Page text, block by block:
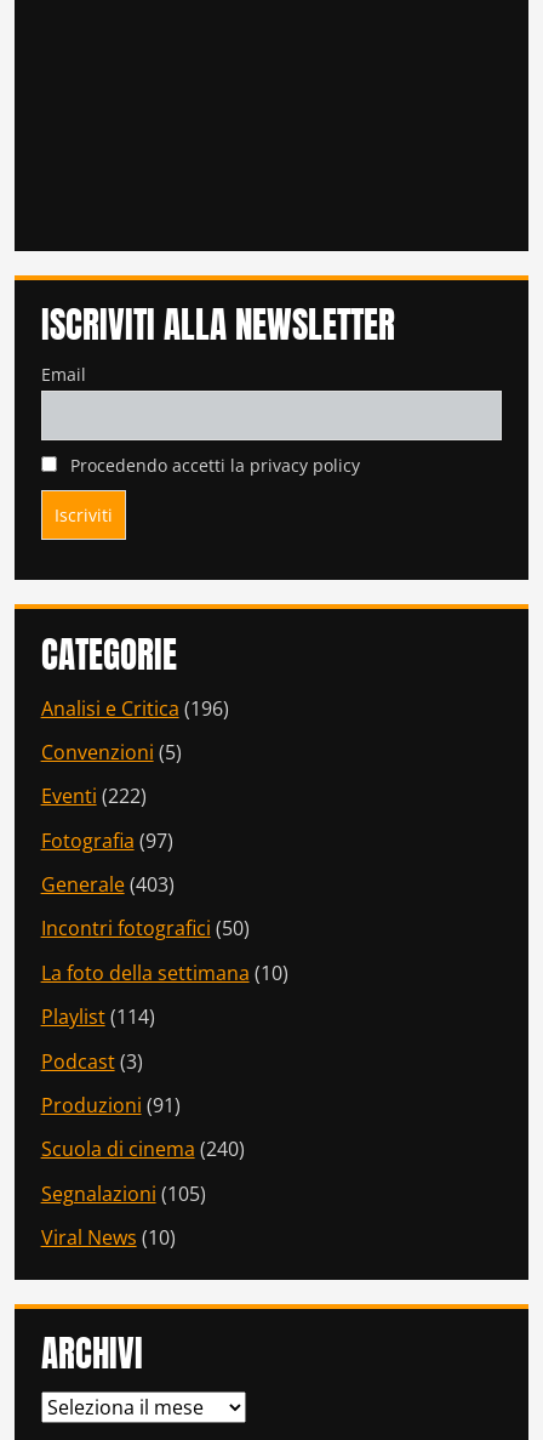
ISCRIVITI ALLA NEWSLETTER
Email
Procedendo accetti la privacy policy
CATEGORIE
Analisi e Critica (196)
Convenzioni (5)
Eventi (222)
Fotografia (97)
Generale(403)
Incontri fotografici (50)
La foto della settimana (10)
Playlist(114)
Podcast(3)
Produzioni (91)
Scuola di cinema (240)
Segnalazioni (105)
Viral News (10)
ARCHIVI
ARCHIVI